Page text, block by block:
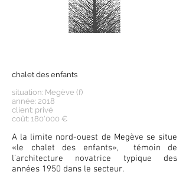
chalet des enfants
situation: Megève (f)
année: 2018
client: privé
coût: 180'000 €
A la limite nord-ouest de Megève se situe
«le chalet des enfants», témoin de
l’architecture novatrice typique des
années 1950 dans le secteur.